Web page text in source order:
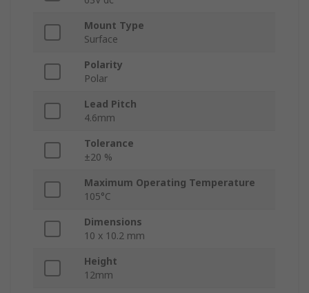
Mount Type
Surface
Polarity
Polar
Lead Pitch
4.6mm
Tolerance
±20 %
Maximum Operating Temperature
105°C
Dimensions
10 x 10.2 mm
Height
12mm